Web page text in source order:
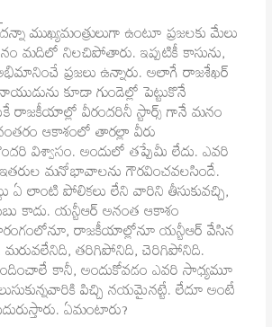
ముఖ్యమంత్రులుగా ఉంటూ ప్రజలకు మేలు
మదిలో నిలచిపోతారు. ఇప్పటికీ కాసును,
ప్రజలు ఉన్నారు. అలాగే రాజశేఖర్
కూడా గుండెల్లో పెట్టుకొనే
రాజకీయాల్లో వీరందరినీ స్టార్స్ గానే మనం
ఆకాశంలో తారల్లా వీరు
విశ్వాసం. అందులో తప్పేమీ లేదు. ఎవరి
మనోభావాలను గౌరవించవలసిందే.
ఏ లాంటి పోలికలు లేని వారిని తీసుకువచ్చి,
కాదు. యన్టీఆర్ అనంత ఆకాశం
రాజకీయాల్లోనూ యన్టీఆర్ వేసిన
మరువలేనిది, తరిగిపోనిది, చెరిగిపోనిది.
కానీ, అందుకోవడం ఎవరి సాధ్యమూ
పిచ్చి నయమైనట్టే. లేదూ అంటే
ఏమంటారు?